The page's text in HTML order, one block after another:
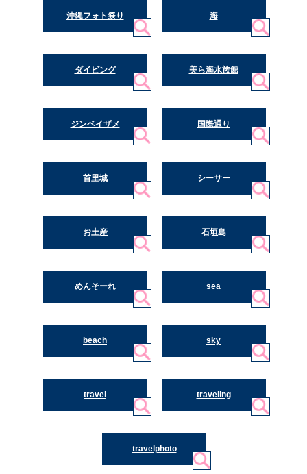
沖縄フォト祭り 海
ダイビング 美ら海水族館
ジンベイザメ 国際通り
首里城 シーサー
お土産 石垣島
めんそーれ sea
beach sky
travel traveling
travelphoto